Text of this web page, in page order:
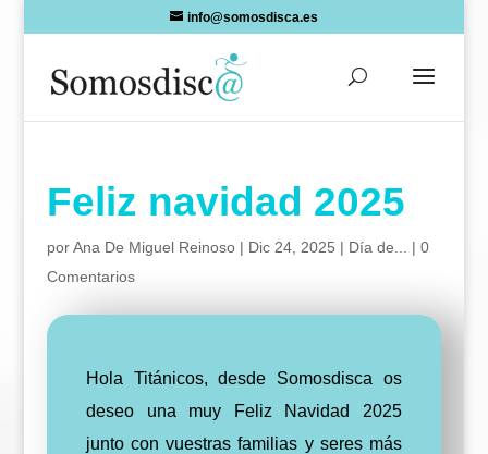
info@somosdisca.es
Feliz navidad 2025
porAna De Miguel Reinoso| Dic 24, 2025 | Día de... | 0
Comentarios
Hola Titánicos, desde Somosdisca os
deseo una muy Feliz Navidad 2025
junto con vuestras familias y seres más